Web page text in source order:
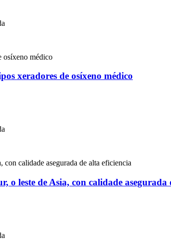
xeradores de osíxeno médico
o leste de Asia, con calidade asegurada